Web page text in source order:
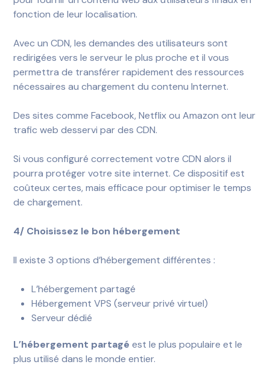
fonction de leur localisation.
Avec un CDN, les demandes des utilisateurs sont
redirigées vers le serveur le plus proche et il vous
permettra de transférer rapidement des ressources
nécessaires au chargement du contenu Internet.
Des sites comme Facebook, Netflix ou Amazon ont leur
trafic web desservi par des CDN.
Si vous configuré correctement votre CDN alors il
pourra protéger votre site internet. Ce dispositif est
coûteux certes, mais efficace pour optimiser le temps
de chargement.
4/ Choisissez le bon hébergement
Il existe 3 options d’hébergement différentes :
L’hébergement partagé
Hébergement VPS (serveur privé virtuel)
Serveur dédié
L’hébergement partagé est le plus populaire et le
plus utilisé dans le monde entier.